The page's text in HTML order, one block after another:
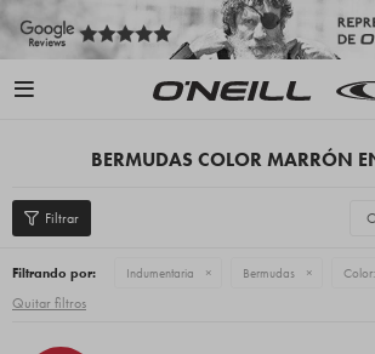

BERMUDAS COLOR MARRÓN
Filtrando por: Indumentaria Bermudas Color:
Quitar filtros